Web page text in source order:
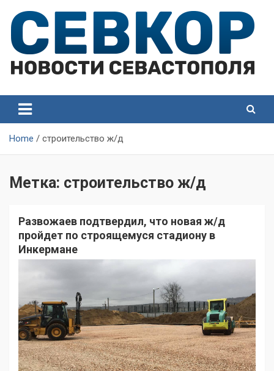
content
Севастополя
Севастополя
Home строительство ж/д
Метка: строительство ж/д
Развожаев подтвердил, что новая ж/д
пройдет по строящемуся стадиону в
Инкермане